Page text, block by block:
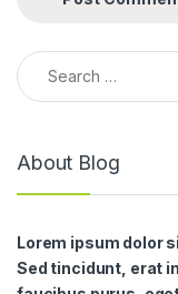
Search for:
About Blog
Lorem ipsum dolor
Sed tincidunt, erat